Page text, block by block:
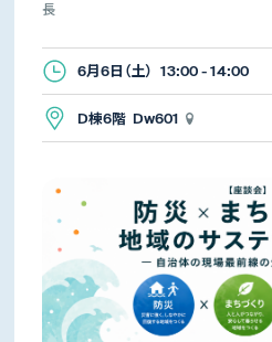
長
6月6日（土） 13:00 - 14:00
D棟6階 Dw601